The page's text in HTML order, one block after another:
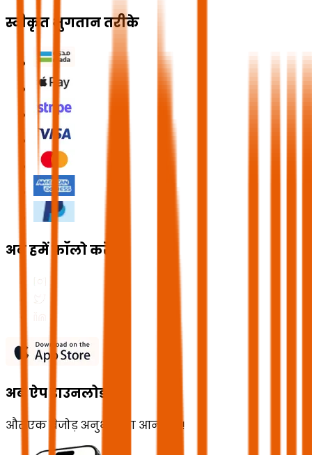
स्वीकृत भुगतान तरीके
अब हमें फॉलो करें
अब ऐप डाउनलोड करें
और एक बेजोड़ अनुभव का आनंद लें!